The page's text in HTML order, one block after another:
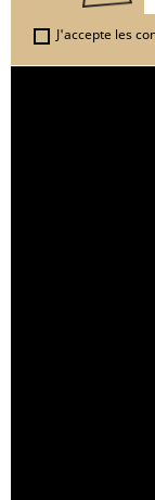
J'accepte les